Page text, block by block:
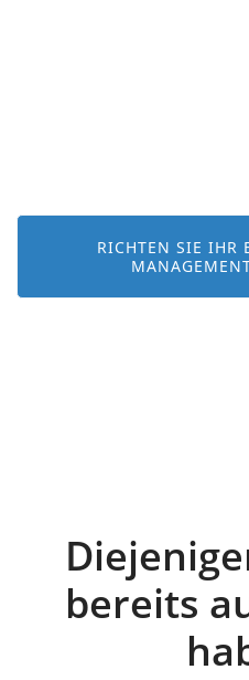
RICHTEN SIE IHR
bereits